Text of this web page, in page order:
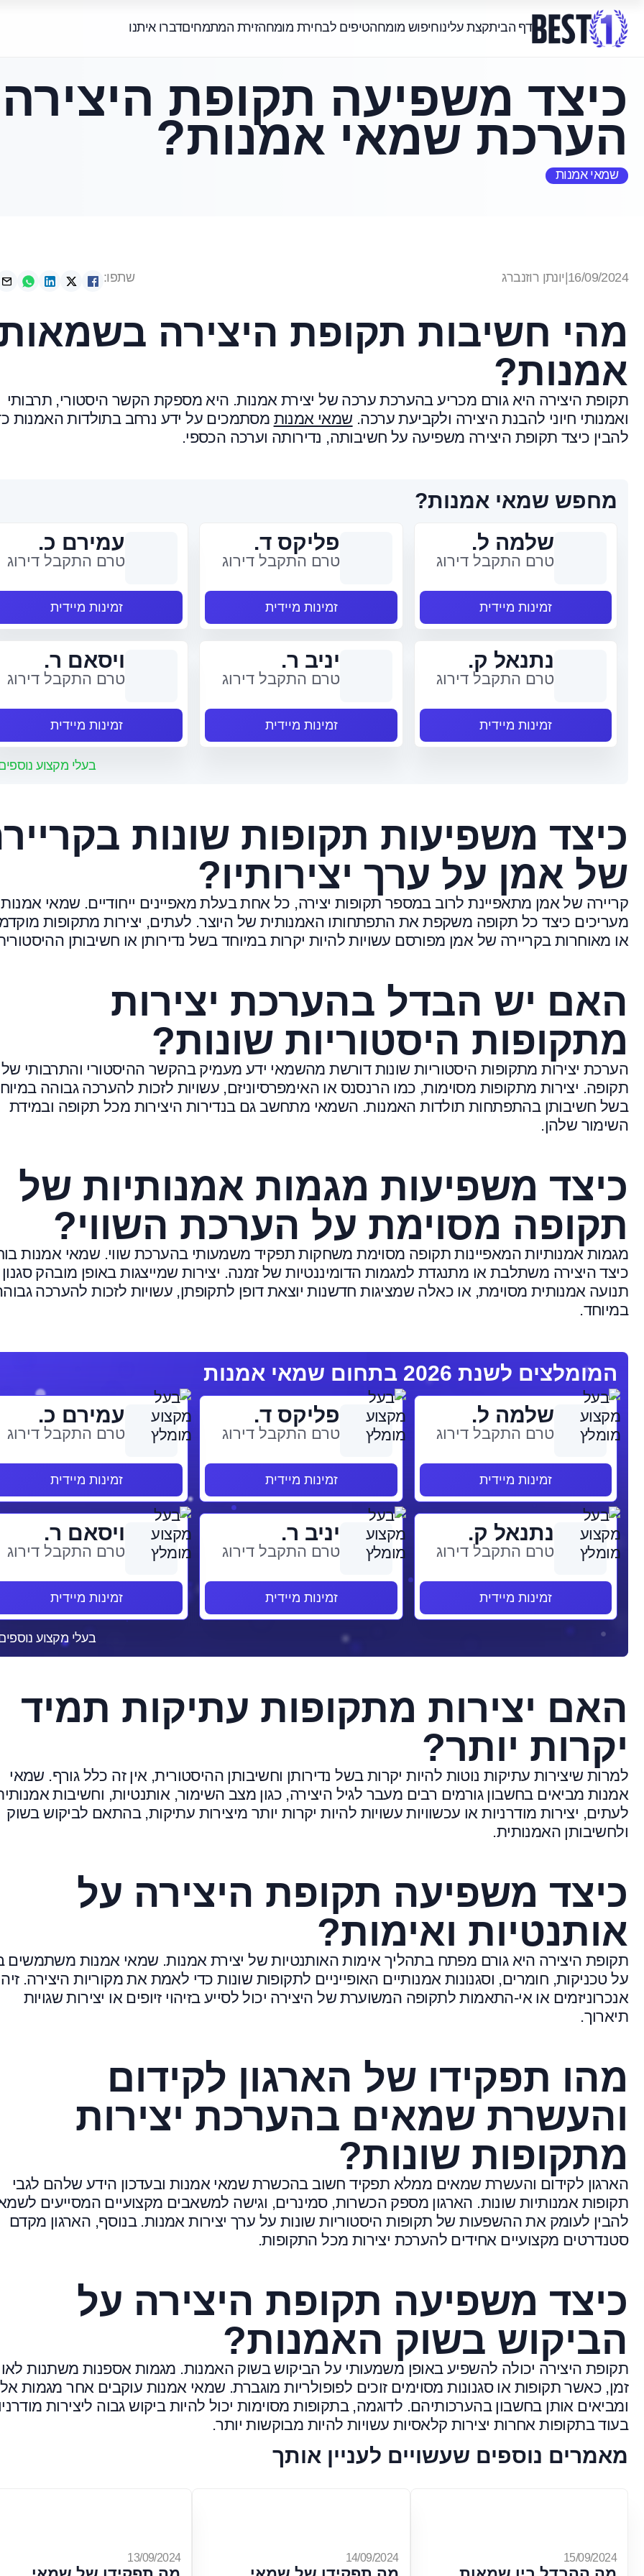
דף הביתקצת עלינוחיפוש מומחהטיפים לבחירת מומחהזירת המתמחיםדברו איתנו
כיצד משפיעה תקופת
הערכת שמאי אמנות?
שמאי אמנות
16/09/2024 יונתן רוזנברג שתפו:
מהי חשיבות תקופת היצירה
אמנות?
תקופת היצירה היא גורם מכריע בהערכת ערכה של יצירת אמנות. היא מספקת הקשר היסטורי, תרבותי
ואמנותי חיוני להבנת היצירה ולקביעת ערכה. שמאי אמנות מסתמכים על ידע נרחב בתולדות האמנות
להבין כיצד תקופת היצירה משפיעה על חשיבותה, נדירותה וערכה הכספי.
מחפש שמאי אמנות?
שלמה ל.
טרם התקבל דירוג
זמינות מיידית
פליקס ד.
טרם התקבל דירוג
זמינות מיידית
עמירם כ.
טרם התקבל דירוג
זמינות מיידית
נתנאל ק.
טרם התקבל דירוג
זמינות מיידית
יניב ר.
טרם התקבל דירוג
זמינות מיידית
ויסאם ר.
טרם התקבל דירוג
זמינות מיידית
בעלי מקצוע
כיצד משפיעות תקופות שונות
של אמן על ערך יצירותיו?
קריירה של אמן מתאפיינת לרוב במספר תקופות יצירה, כל אחת בעלת מאפיינים ייחודיים. שמאי אמנות
מעריכים כיצד כל תקופה משקפת את התפתחותו האמנותית של היוצר. לעתים, יצירות מתקופות
או מאוחרות בקריירה של אמן מפורסם עשויות להיות יקרות במיוחד בשל נדירותן או חשיבותן
האם יש הבדל בהערכת יצירות
מתקופות היסטוריות שונות?
הערכת יצירות מתקופות היסטוריות שונות דורשת מהשמאי ידע מעמיק בהקשר ההיסטורי והתרבותי
תקופה. יצירות מתקופות מסוימות, כמו הרנסנס או האימפרסיוניזם, עשויות לזכות להערכה גבוהה
בשל חשיבותן בהתפתחות תולדות האמנות. השמאי מתחשב גם בנדירות היצירות מכל תקופה ובמידת
השימור שלהן.
כיצד משפיעות מגמות אמנותיות של
תקופה מסוימת על הערכת השווי?
מגמות אמנותיות המאפיינות תקופה מסוימת משחקות תפקיד משמעותי בהערכת שווי. שמאי אמנות
כיצד היצירה משתלבת או מתנגדת למגמות הדומיננטיות של זמנה. יצירות שמייצגות באופן מובהק סגנון
תנועה אמנותית מסוימת, או כאלה שמציגות חדשנות יוצאת דופן לתקופתן, עשויות לזכות להערכה
במיוחד.
המומלצים לשנת 2026 בתחום שמאי אמנות
שלמה ל.
טרם התקבל דירוג
זמינות מיידית
פליקס ד.
טרם התקבל דירוג
זמינות מיידית
עמירם כ.
טרם התקבל דירוג
זמינות מיידית
נתנאל ק.
טרם התקבל דירוג
זמינות מיידית
יניב ר.
טרם התקבל דירוג
זמינות מיידית
ויסאם ר.
טרם התקבל דירוג
זמינות מיידית
בעלי מקצוע
האם יצירות מתקופות עתיקות תמיד
יקרות יותר?
למרות שיצירות עתיקות נוטות להיות יקרות בשל נדירותן וחשיבותן ההיסטורית, אין זה כלל גורף. שמאי
אמנות מביאים בחשבון גורמים רבים מעבר לגיל היצירה, כגון מצב השימור, אותנטיות, וחשיבות
לעתים, יצירות מודרניות או עכשוויות עשויות להיות יקרות יותר מיצירות עתיקות, בהתאם לביקוש בשוק
ולחשיבותן האמנותית.
כיצד משפיעה תקופת היצירה על
אותנטיות ואימות?
תקופת היצירה היא גורם מפתח בתהליך אימות האותנטיות של יצירת אמנות. שמאי אמנות משתמשים
על טכניקות, חומרים, וסגנונות אמנותיים האופייניים לתקופות שונות כדי לאמת את מקוריות היצירה.
אנכרוניזמים או אי-התאמות לתקופה המשוערת של היצירה יכול לסייע בזיהוי זיופים או יצירות שגויות
תיארוך.
מהו תפקידו של הארגון לקידום
והעשרת שמאים בהערכת יצירות
מתקופות שונות?
הארגון לקידום והעשרת שמאים ממלא תפקיד חשוב בהכשרת שמאי אמנות ובעדכון הידע שלהם לגבי
תקופות אמנותיות שונות. הארגון מספק הכשרות, סמינרים, וגישה למשאבים מקצועיים המסייעים
להבין לעומק את ההשפעות של תקופות היסטוריות שונות על ערך יצירות אמנות. בנוסף, הארגון מקדם
סטנדרטים מקצועיים אחידים להערכת יצירות מכל התקופות.
כיצד משפיעה תקופת היצירה על
הביקוש בשוק האמנות?
תקופת היצירה יכולה להשפיע באופן משמעותי על הביקוש בשוק האמנות. מגמות אספנות משתנות
זמן, כאשר תקופות או סגנונות מסוימים זוכים לפופולריות מוגברת. שמאי אמנות עוקבים אחר מגמות
ומביאים אותן בחשבון בהערכותיהם. לדוגמה, בתקופות מסוימות יכול להיות ביקוש גבוה ליצירות
בעוד בתקופות אחרות יצירות קלאסיות עשויות להיות מבוקשות יותר.
מאמרים נוספים שעשויים לעניין אותך
15/09/2024
14/09/2024
13/09/2024